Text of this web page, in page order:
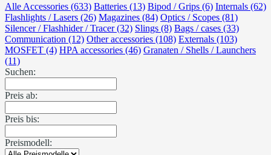
Alle Accessories (633) Batteries (13) Bipod / Grips (6) Internals (62)
Flashlights / Lasers (26) Magazines (84) Optics / Scopes (81)
Silencer / Flashhider / Tracer (32) Slings (8) Bags / cases (33)
Communication (12) Other accessories (108) Externals (103)
MOSFET (4) HPA accessories (46) Granaten / Shells / Launchers
(11)
Suchen:
Preis ab:
Preis bis:
Preismodell: